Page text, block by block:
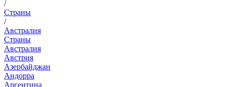
/
Страны
/
Австралия
Страны
Австралия
Австрия
Азербайджан
Андорра
Аргентина